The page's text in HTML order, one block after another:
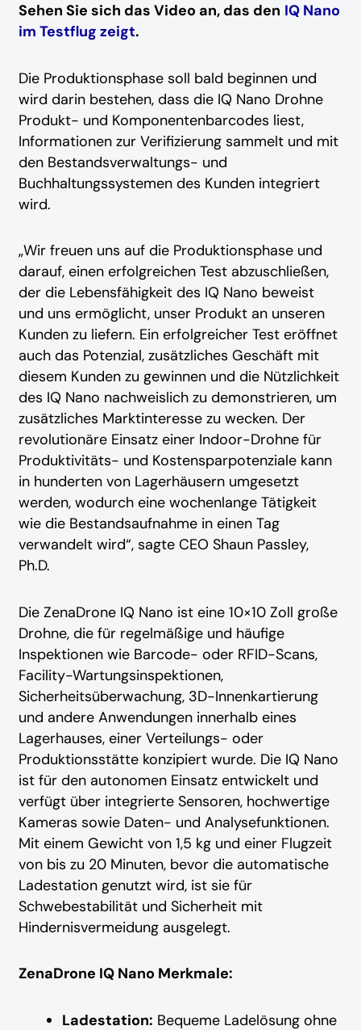
Sehen Sie sich das Video an, das den IQ Nano
im Testflug zeigt.
Die Produktionsphase soll bald beginnen und
wird darin bestehen, dass die IQ Nano Drohne
Produkt- und Komponentenbarcodes liest,
Informationen zur Verifizierung sammelt und mit
den Bestandsverwaltungs- und
Buchhaltungssystemen des Kunden integriert
wird.
„Wir freuen uns auf die Produktionsphase und
darauf, einen erfolgreichen Test abzuschließen,
der die Lebensfähigkeit des IQ Nano beweist
und uns ermöglicht, unser Produkt an unseren
Kunden zu liefern. Ein erfolgreicher Test eröffnet
auch das Potenzial, zusätzliches Geschäft mit
diesem Kunden zu gewinnen und die Nützlichkeit
des IQ Nano nachweislich zu demonstrieren, um
zusätzliches Marktinteresse zu wecken. Der
revolutionäre Einsatz einer Indoor-Drohne für
Produktivitäts- und Kostensparpotenziale kann
in hunderten von Lagerhäusern umgesetzt
werden, wodurch eine wochenlange Tätigkeit
wie die Bestandsaufnahme in einen Tag
verwandelt wird“, sagte CEO Shaun Passley,
Ph.D.
Die ZenaDrone IQ Nano ist eine 10×10 Zoll große
Drohne, die für regelmäßige und häufige
Inspektionen wie Barcode- oder RFID-Scans,
Facility-Wartungsinspektionen,
Sicherheitsüberwachung, 3D-Innenkartierung
und andere Anwendungen innerhalb eines
Lagerhauses, einer Verteilungs- oder
Produktionsstätte konzipiert wurde. Die IQ Nano
ist für den autonomen Einsatz entwickelt und
verfügt über integrierte Sensoren, hochwertige
Kameras sowie Daten- und Analysefunktionen.
Mit einem Gewicht von 1,5 kg und einer Flugzeit
von bis zu 20 Minuten, bevor die automatische
Ladestation genutzt wird, ist sie für
Schwebestabilität und Sicherheit mit
Hindernisvermeidung ausgelegt.
ZenaDrone IQ Nano Merkmale:
Ladestation: Bequeme Ladelösung ohne